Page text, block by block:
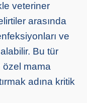
veteriner
arasında
ve
Bu tür
özel mama
adına kritik